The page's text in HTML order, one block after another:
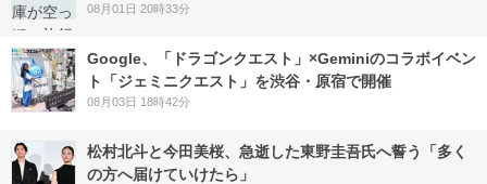
08月01日 20時33分
Google、「ドラゴンクエスト」×Geminiのコラボイベン
ト「ジェミニクエスト」を渋谷・原宿で開催
08月03日 18時42分
松村北斗と今田美桜、急逝した東野圭吾氏へ誓う「多く
の方へ届けていけたら」